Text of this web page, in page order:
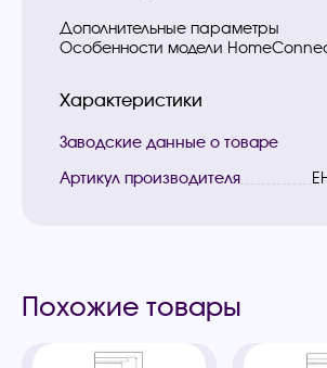
Дополнительные параметры
Особенности модели
Характеристики
Заводские данные о товаре
Артикул производителя
Похожие товары